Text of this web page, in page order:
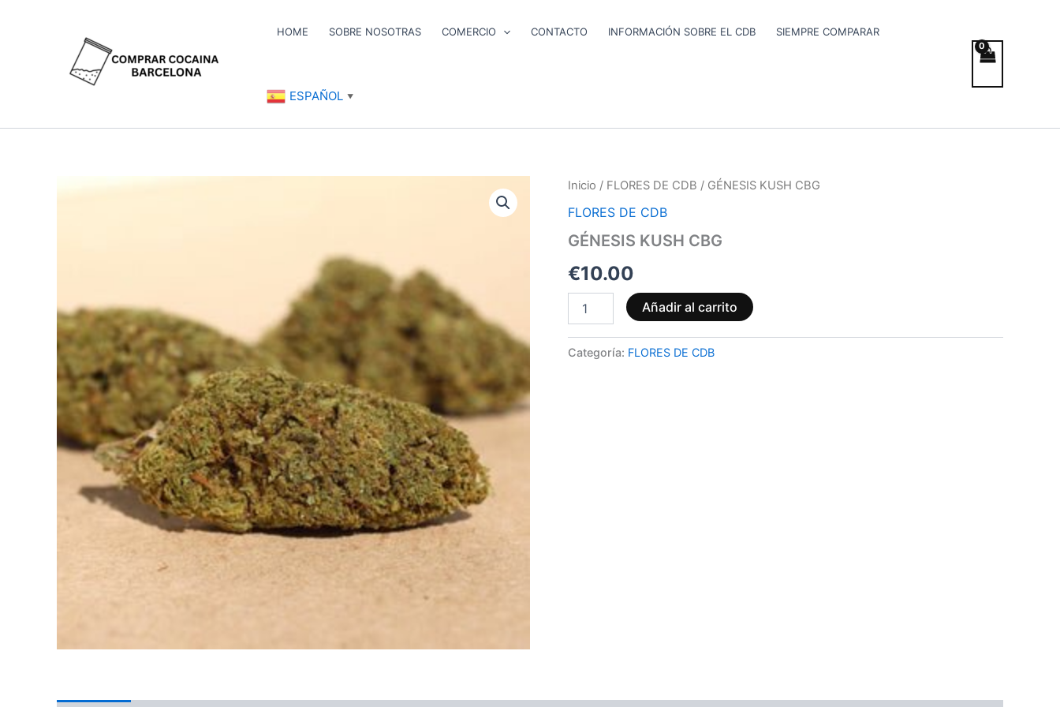
HOME SOBRE NOSOTRAS COMERCIO CONTACTO INFORMACIÓN SOBRE EL CDB SIEMPRE COMPARAR
ESPAÑOL ▼
Inicio / FLORES DE CDB / GÉNESIS KUSH CBG
FLORES DE CDB
GÉNESIS KUSH CBG
€10.00
GÉNESIS
CBG
cantidad
Añadir al carrito
Categoría: FLORES DE CDB